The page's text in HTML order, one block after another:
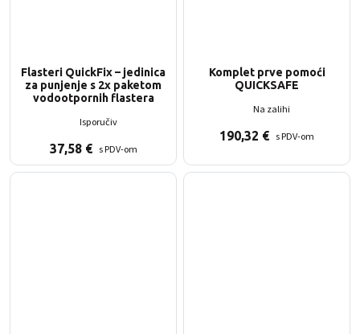
Flasteri QuickFix – jedinica
za punjenje s 2x paketom
vodootpornih flastera
Isporučiv
37,58 € s PDV-om
Komplet prve pomoći
QUICKSAFE
Na zalihi
190,32 € s PDV-om